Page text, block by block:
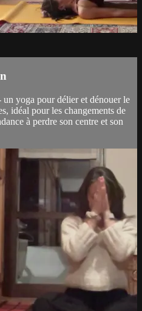
yoga pour délier et dénouer le
idéal pour les changements de
à perdre son centre et son